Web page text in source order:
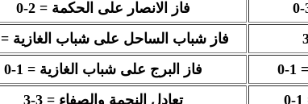
فاز الانصار على الحكمة = 2-0
فاز شباب الساحل على شباب الغازية = 3-0
فاز البرج على شباب الغازية = 1-0
تعادل النجمة والصفاء = 3-3